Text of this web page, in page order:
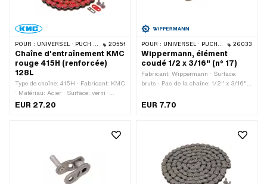
POUR : UNIVERSEL · PUCH · SACHS · PONY / CILO (BÊTA 521 & 512) · ZÜNDAPP BELMONDO · TOMOS · BYE BIKE 20551
Chaîne d'entraînement KMC
rouge 415H (renforcée)
128L
Type de chaîne: 415H · Fabricant: KMC
· Matériau: Acier · Surface: verni ·
Couleur: rouge · Circonférence de
maillons: 128 pcs · Type de cadenas à
EUR 27.20
POUR : UNIVERSEL · PUCH · SACHS · PONY / CILO (BÊTA 521 & 512) · ZÜNDAPP BELMONDO · TOMOS · BYE BIKE 26033
Wippermann, élément
coudé 1/2 x 3/16" (n° 17)
Fabricant: Wippermann · Surface:
bruts · Pas de la chaîne: 1/2" x 3/16" ·
· Nombre de maillons: 1 pcs · Type de
EUR 7.70